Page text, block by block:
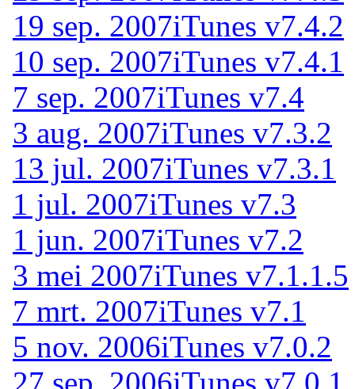
19 sep. 2007iTunes v7.4.2
10 sep. 2007iTunes v7.4.1
7 sep. 2007iTunes v7.4
3 aug. 2007iTunes v7.3.2
13 jul. 2007iTunes v7.3.1
1 jul. 2007iTunes v7.3
1 jun. 2007iTunes v7.2
3 mei 2007iTunes v7.1.1.5
7 mrt. 2007iTunes v7.1
5 nov. 2006iTunes v7.0.2
27 sep. 2006iTunes v7.0.1